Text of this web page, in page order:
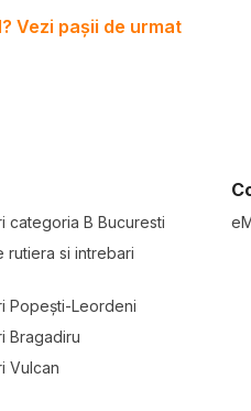
Vezi pașii de urmat
categoria B Bucuresti
rutiera si intrebari
Popești-Leordeni
Bragadiru
Vulcan